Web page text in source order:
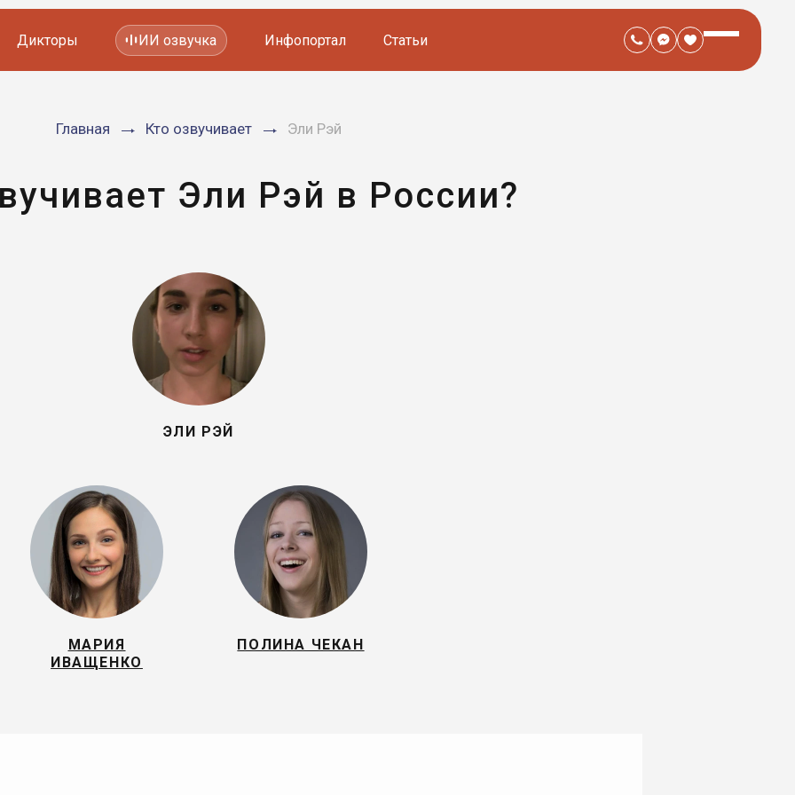
Мультфильмов
Дикторы ИИ озвучка Инфопортал Статьи
Главная Кто озвучивает Эли Рэй
Эли Рэй в России?
ЭЛИ РЭЙ
МАРИЯ
ИВАЩЕНКО
ПОЛИНА ЧЕКАН